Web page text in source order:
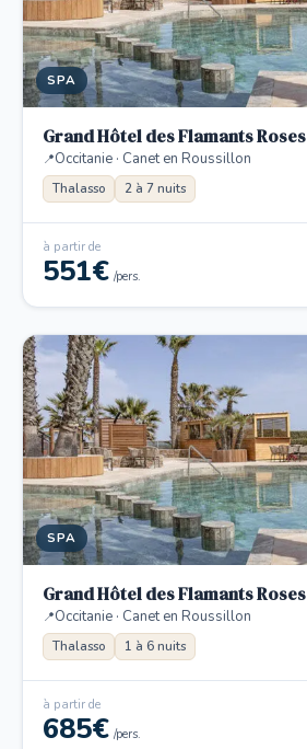
SPA
Grand Hôtel des Flamants Roses
Occitanie · Canet en Roussillon
Thalasso 2 à 7 nuits
à partir de
551€ /pers.
SPA
Grand Hôtel des Flamants Roses
Occitanie · Canet en Roussillon
Thalasso 1 à 6 nuits
à partir de
685€ /pers.